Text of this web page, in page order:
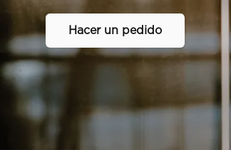
Hacer un pedido